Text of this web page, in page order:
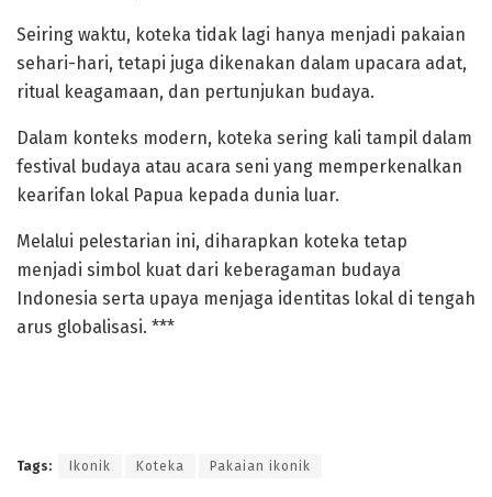
‎Seiring waktu, koteka tidak lagi hanya menjadi pakaian
sehari-hari, tetapi juga dikenakan dalam upacara adat,
ritual keagamaan, dan pertunjukan budaya.
‎Dalam konteks modern, koteka sering kali tampil dalam
festival budaya atau acara seni yang memperkenalkan
kearifan lokal Papua kepada dunia luar.
Melalui pelestarian ini, diharapkan koteka tetap
menjadi simbol kuat dari keberagaman budaya
Indonesia serta upaya menjaga identitas lokal di tengah
arus globalisasi. ***
Tags: Ikonik Koteka Pakaian ikonik